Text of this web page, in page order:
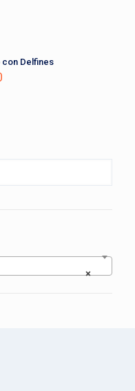
con Delfines
×